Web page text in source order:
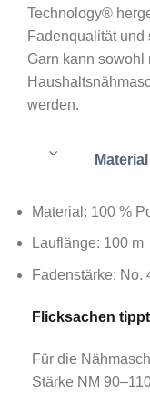
Technology®
Fadenqualität und
Garn kann sowohl
werden.
Material: 100 %
Lauflänge: 100 m
Fadenstärke: No.
Flicksachen tippt
Für die
Stärke NM